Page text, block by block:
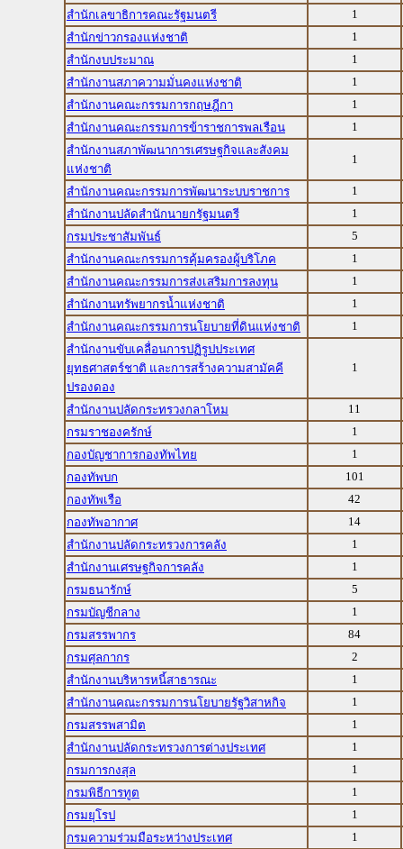
สำนักเลขาธิการคณะรัฐมนตรี
1
สำนักข่าวกรองแห่งชาติ
1
สำนักงบประมาณ
1
สำนักงานสภาความมั่นคงแห่งชาติ
1
สำนักงานคณะกรรมการกฤษฎีกา
1
สำนักงานคณะกรรมการข้าราชการพลเรือน
1
สำนักงานสภาพัฒนาการเศรษฐกิจและสังคม
แห่งชาติ
1
สำนักงานคณะกรรมการพัฒนาระบบราชการ
1
สำนักงานปลัดสำนักนายกรัฐมนตรี
1
กรมประชาสัมพันธ์
5
สำนักงานคณะกรรมการคุ้มครองผู้บริโภค
1
สำนักงานคณะกรรมการส่งเสริมการลงทุน
1
สำนักงานทรัพยากรน้ำแห่งชาติ
1
สำนักงานคณะกรรมการนโยบายที่ดินแห่งชาติ
1
สำนักงานขับเคลื่อนการปฏิรูปประเทศ
ยุทธศาสตร์ชาติ และการสร้างความสามัคคี
ปรองดอง
1
สำนักงานปลัดกระทรวงกลาโหม
11
กรมราชองครักษ์
1
กองบัญชาการกองทัพไทย
1
กองทัพบก
101
กองทัพเรือ
42
กองทัพอากาศ
14
สำนักงานปลัดกระทรวงการคลัง
1
สำนักงานเศรษฐกิจการคลัง
1
กรมธนารักษ์
5
กรมบัญชีกลาง
1
กรมสรรพากร
84
กรมศุลกากร
2
สำนักงานบริหารหนี้สาธารณะ
1
สำนักงานคณะกรรมการนโยบายรัฐวิสาหกิจ
1
กรมสรรพสามิต
1
สำนักงานปลัดกระทรวงการต่างประเทศ
1
กรมการกงสุล
1
กรมพิธีการทูต
1
กรมยุโรป
1
กรมความร่วมมือระหว่างประเทศ
1